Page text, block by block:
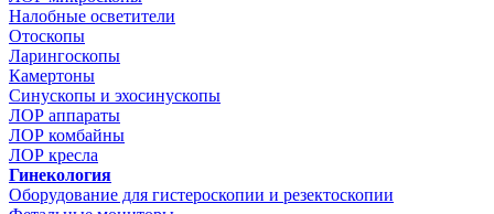
Налобные осветители
Отоскопы
Ларингоскопы
Камертоны
Синускопы и эхосинускопы
ЛОР аппараты
ЛОР комбайны
ЛОР кресла
Гинекология
Оборудование для гистероскопии и резектоскопии